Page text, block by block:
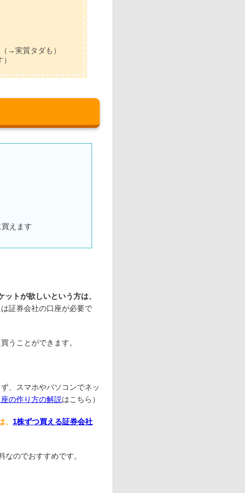
（→実質タダも）
えます
トが欲しいという方は、
は証券会社の口座が必要で
うことができます。
、スマホやパソコンでネッ
の作り方の解説はこちら）
1株ずつ買える証券会社
なのでおすすめです。